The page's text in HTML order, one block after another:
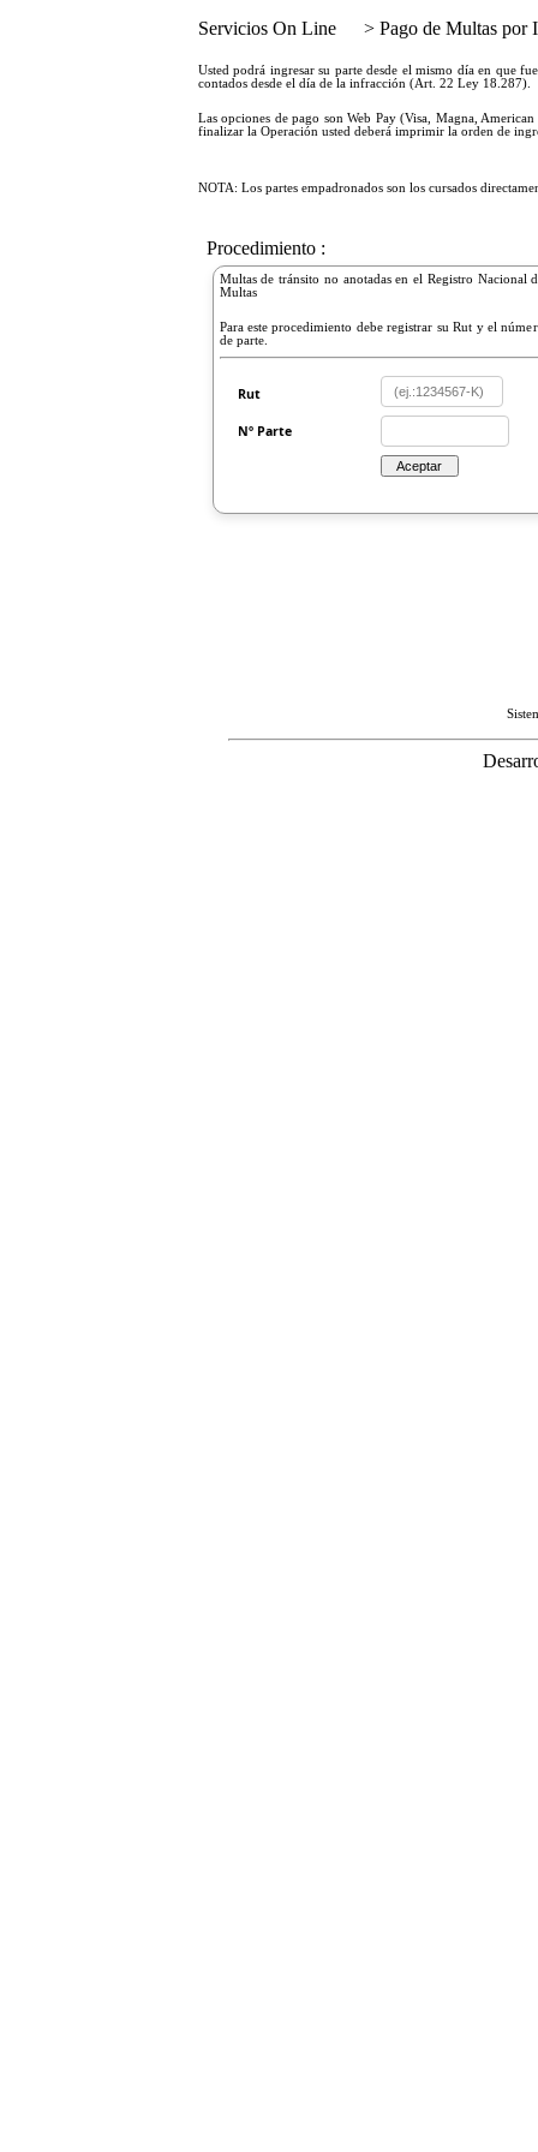
Servicios On Line > Pago de Multas por
Usted podrá ingresar su parte desde el mismo día en que
contados desde el día de la infracción (Art. 22 Ley 18.287).
Las opciones de pago son Web Pay (Visa, Magna,
finalizar la Operación usted deberá imprimir la orden de
NOTA: Los partes empadronados son los cursados
Procedimiento :
Multas de tránsito no anotadas en el Registro Nacional
Multas
Para este procedimiento debe registrar su Rut y el
de parte.
Rut
Nº Parte